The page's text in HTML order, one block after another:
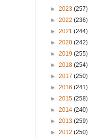
► 2023 (257)
► 2022 (236)
► 2021 (244)
► 2020 (242)
► 2019 (255)
► 2018 (254)
► 2017 (250)
► 2016 (241)
► 2015 (258)
► 2014 (240)
► 2013 (259)
► 2012 (250)